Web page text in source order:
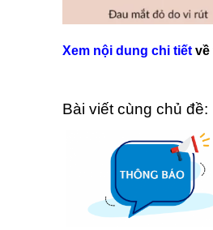
Xem nội dung chi tiếtvề
Bài viết cùng chủ đề: